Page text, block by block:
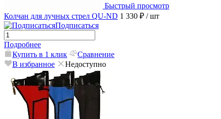
Быстрый просмотр
Колчан для лучных стрел QU-ND 1 330 ₽ / шт
Подписаться
Подробнее
Купить в 1 клик
Сравнение
В избранное
Недоступно